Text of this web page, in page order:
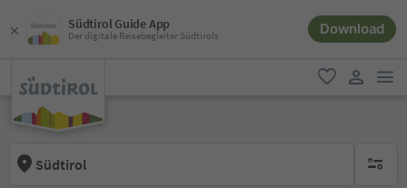
Südtirol Guide App
Der digitale Reisebegleiter Südtirols Download
favorit
Südtirol keine